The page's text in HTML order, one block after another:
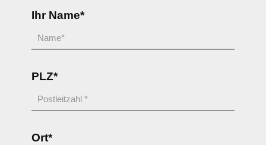
Ihr Name*
PLZ*
Ort*